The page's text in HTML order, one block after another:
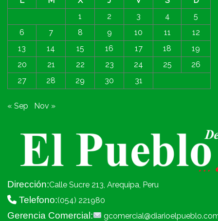
1
2 3 4
5
6
7 8 9 10 11
12
13
14 15 16 17 18
19
20
21 22 23 24 25
26
27
28 29 30 31
« Sep Nov »
Dirección:Calle Sucre 213, Arequipa, Peru
Telefono:(054) 221980
Gerencia Comercial: